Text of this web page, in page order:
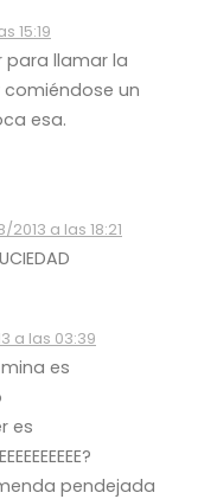
15:19
para llamar la
comiéndose un
esa.
2013 a las 18:21
a las 03:39
es
es
pendejada